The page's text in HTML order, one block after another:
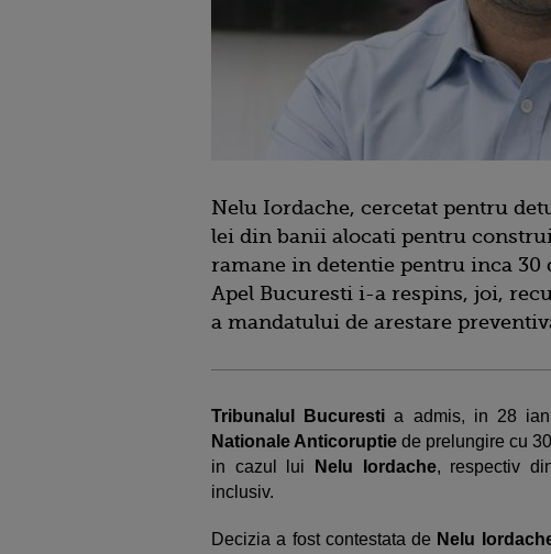
Nelu Iordache, cercetat pentru
lei din banii alocati pentru
ramane in detentie pentru inca 30
Apel Bucuresti i-a respins, joi,
a mandatului de arestare
Tribunalul Bucurestia admis, in 28
Nationale Anticoruptie de prelungire cu
in cazul lui
Nelu Iordache, respectiv
inclusiv.
Decizia a fost contestata de Nelu